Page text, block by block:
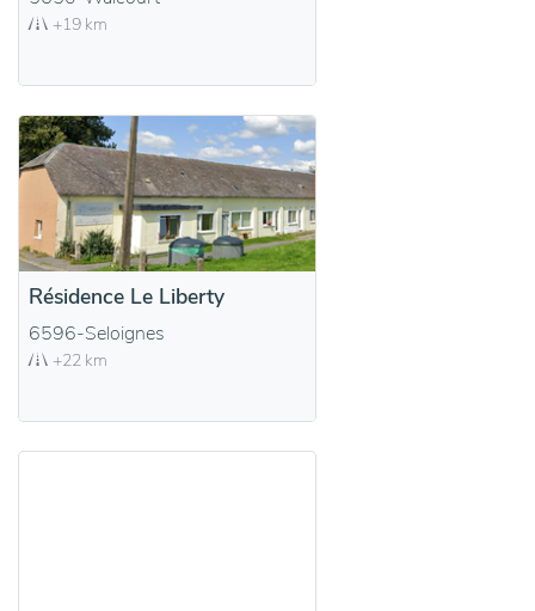
+19 km
Résidence Le Liberty
6596-Seloignes
+22 km